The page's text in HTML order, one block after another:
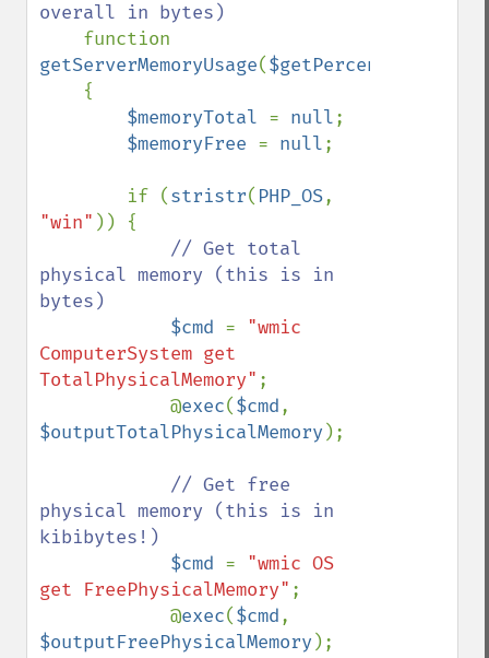
overall in bytes)
getServerMemoryUsage($getPercentage
$memoryTotal = null;
$memoryFree = null;
        if (
stristr( PHP_OS
"win" )) {
// Get total
physical memory (this is in
bytes)
$cmd = "wmic
ComputerSystem get
TotalPhysicalMemory" ;
            @
exec($cmd
$outputTotalPhysicalMemory );
// Get free
physical memory (this is in
kibibytes!)
$cmd = "wmic OS
get FreePhysicalMemory" ;
            @
exec($cmd
$outputFreePhysicalMemory );